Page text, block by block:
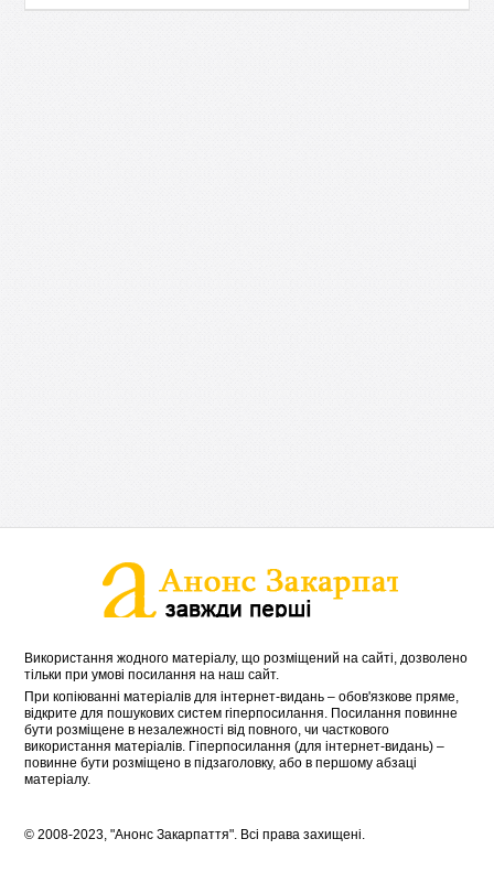
Використання жодного матеріалу, що розміщений на сайті, дозволено
тільки при умові посилання на наш сайт.
При копіюванні матеріалів для інтернет-видань – обов'язкове пряме,
відкрите для пошукових систем гіперпосилання. Посилання повинне
бути розміщене в незалежності від повного, чи часткового
використання матеріалів. Гіперпосилання (для інтернет-видань) –
повинне бути розміщено в підзаголовку, або в першому абзаці
матеріалу.
© 2008-2023, "Анонс Закарпаття". Всі права захищені.